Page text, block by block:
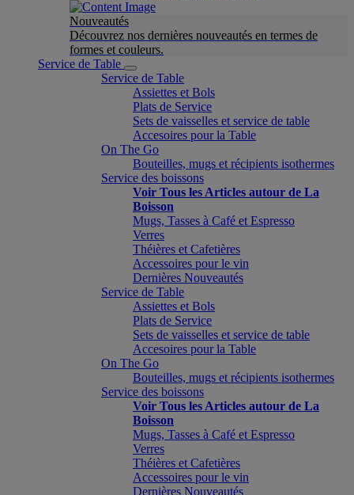
Nouveautés
Découvrez nos dernières nouveautés en termes de
formes et couleurs.
Service de Table
Service de Table
Assiettes et Bols
Plats de Service
Sets de vaisselles et service de table
Accesoires pour la Table
On The Go
Bouteilles, mugs et récipients isothermes
Service des boissons
Voir Tous les Articles autour de La
Boisson
Mugs, Tasses à Café et Espresso
Verres
Théières et Cafetières
Accessoires pour le vin
Dernières Nouveautés
Service de Table
Assiettes et Bols
Plats de Service
Sets de vaisselles et service de table
Accesoires pour la Table
On The Go
Bouteilles, mugs et récipients isothermes
Service des boissons
Voir Tous les Articles autour de La
Boisson
Mugs, Tasses à Café et Espresso
Verres
Théières et Cafetières
Accessoires pour le vin
Dernières Nouveautés